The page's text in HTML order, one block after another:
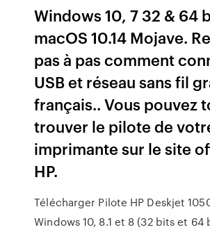
Windows 10, 7 32 & 64
macOS 10.14 Mojave.
pas à pas comment
USB et réseau sans fil
français.. Vous pouvez
trouver le pilote de
imprimante sur le site
HP.
Télécharger Pilote HP Deskjet
Windows 10, 8.1 et 8 (32 bits et 64